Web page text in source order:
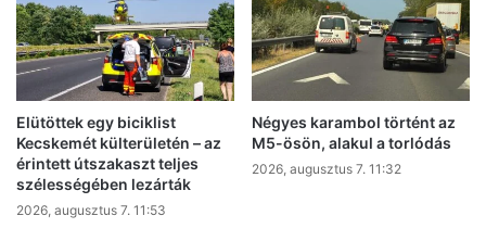
kapcsolódnak
hozzá
Elütöttek egy biciklist
Kecskemét külterületén – az
érintett útszakaszt teljes
szélességében lezárták
2026, augusztus 7. 11:53
Négyes karambol történt az
M5-ösön, alakul a torlódás
2026, augusztus 7. 11:32